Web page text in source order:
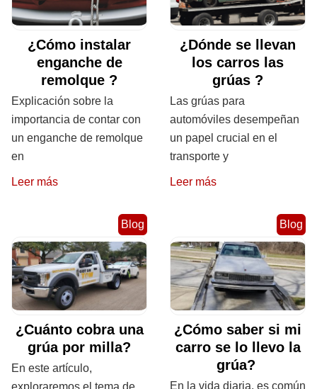
¿Cómo instalar
enganche de
remolque ?
Explicación sobre la
importancia de contar con
un enganche de remolque
en
Leer más
¿Dónde se llevan
los carros las
grúas ?
Las grúas para
automóviles desempeñan
un papel crucial en el
transporte y
Leer más
Blog
¿Cuánto cobra una
grúa por milla?
En este artículo,
exploraremos el tema de
Blog
¿Cómo saber si mi
carro se lo llevo la
grúa?
En la vida diaria, es común